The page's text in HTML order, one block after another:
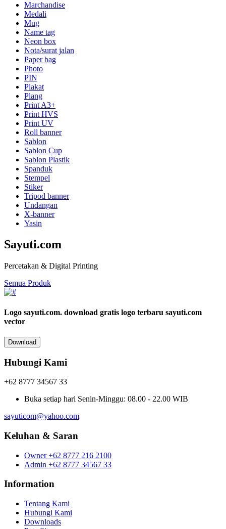
Marchandise
Medali
Mug
Name tag
Neon box
Nota/surat jalan
Paper bag
Photo
PIN
Plakat
Plang
Print A3+
Print HVS
Print UV
Roll banner
Sablon
Sablon Cup
Sablon Plastik
Spanduk
Stempel
Stiker
Tripod banner
Undangan
X-banner
Yasin
Sayuti.com
Percetakan & Digital Printing
Semua Produk
Logo sayuti.com. download gratis logo terbaru sayuti.com
vector
Download
Hubungi Kami
+62 8777 34567 33
Buka setiap hari Senin-Minggu: 08.00 - 22.00 WIB
sayuticom@yahoo.com
Keluhan & Saran
Owner +62 8777 216 2100
Admin +62 8777 34567 33
Information
Tentang Kami
Hubungi Kami
Downloads